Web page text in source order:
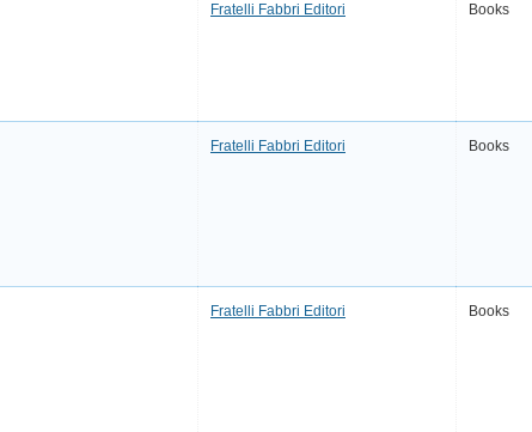
Fratelli Fabbri Editori Books
Fratelli Fabbri Editori Books
Fratelli Fabbri Editori Books